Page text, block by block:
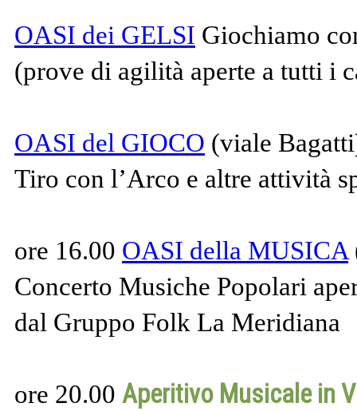
OASI dei GELSI Giochiamo
(prove di agilità aperte a tutti i
OASI del GIOCO (viale
Tiro con l’Arco e altre attività
ore 16.00 OASI della MUSICA
Concerto Musiche Popolari
dal Gruppo Folk La Meridiana
ore 20.00 Aperitivo Musicale in